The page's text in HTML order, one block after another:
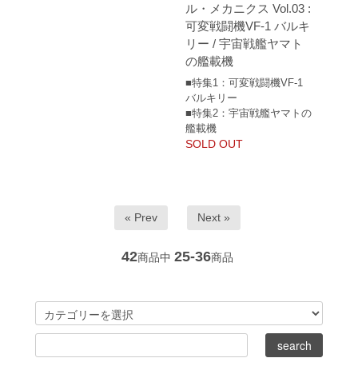
ル・メカニクス Vol.03 :
可変戦闘機VF-1 バルキ
リー / 宇宙戦艦ヤマト
の艦載機
■特集1：可変戦闘機VF-1
バルキリー
■特集2：宇宙戦艦ヤマトの
艦載機
SOLD OUT
« Prev Next »
42商品中 25-36商品